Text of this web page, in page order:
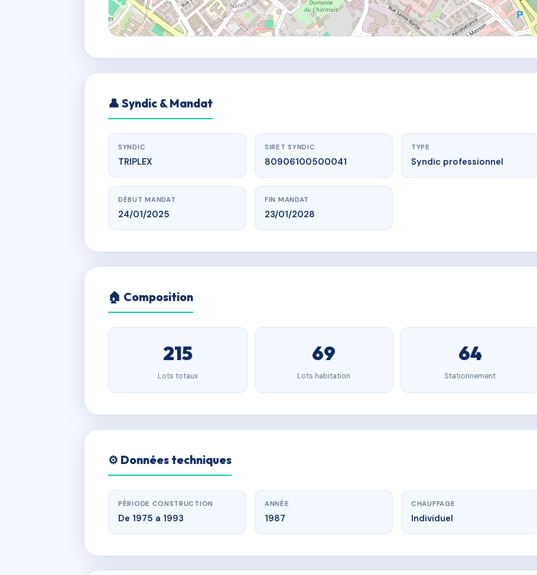
👤 Syndic & Mandat
SYNDIC
TRIPLEX
SIRET SYNDIC
80906100500041
TYPE
Syndic professionnel
DÉBUT MANDAT
24/01/2025
FIN MANDAT
23/01/2028
🏠 Composition
215
Lots totaux
69
Lots habitation
64
Stationnement
⚙️ Données techniques
PÉRIODE CONSTRUCTION
De 1975 a 1993
ANNÉE
1987
CHAUFFAGE
Individuel